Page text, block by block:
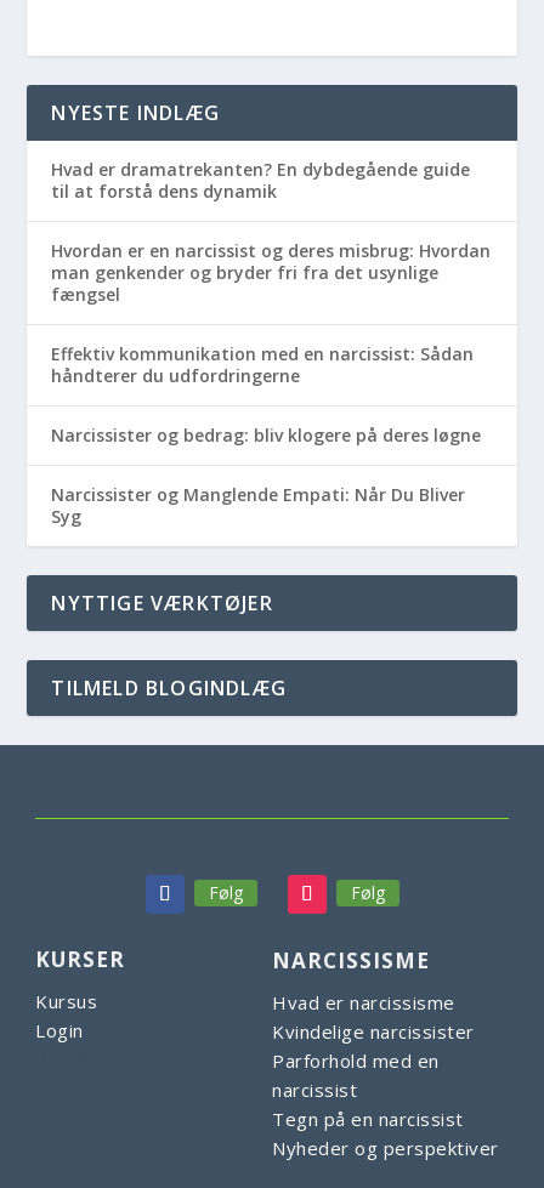
NYESTE INDLÆG
Hvad er dramatrekanten? En dybdegående guide
til at forstå dens dynamik
Hvordan er en narcissist og deres misbrug: Hvordan
man genkender og bryder fri fra det usynlige
fængsel
Effektiv kommunikation med en narcissist: Sådan
håndterer du udfordringerne
Narcissister og bedrag: bliv klogere på deres løgne
Narcissister og Manglende Empati: Når Du Bliver
Syg
NYTTIGE VÆRKTØJER
TILMELD BLOGINDLÆG
Følg Følg
KURSER
Kursus
Login
NARCISSISME
Hvad er narcissisme
Kvindelige narcissister
Parforhold med en
narcissist
Tegn på en narcissist
Nyheder og perspektiver